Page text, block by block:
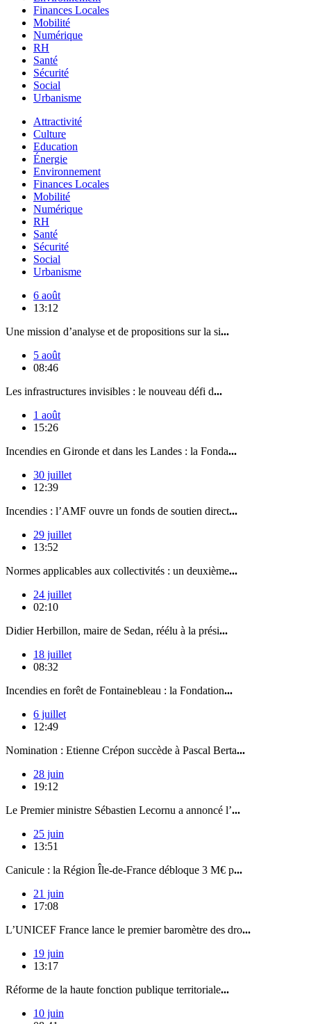
Finances Locales
Mobilité
Numérique
RH
Santé
Sécurité
Social
Urbanisme
Attractivité
Culture
Education
Énergie
Environnement
Finances Locales
Mobilité
Numérique
RH
Santé
Sécurité
Social
Urbanisme
6 août
13:12
Une mission d’analyse et de propositions sur la si...
5 août
08:46
Les infrastructures invisibles : le nouveau défi d...
1 août
15:26
Incendies en Gironde et dans les Landes : la Fonda...
30 juillet
12:39
Incendies : l’AMF ouvre un fonds de soutien direct...
29 juillet
13:52
Normes applicables aux collectivités : un deuxième...
24 juillet
02:10
Didier Herbillon, maire de Sedan, réélu à la prési...
18 juillet
08:32
Incendies en forêt de Fontainebleau : la Fondation...
6 juillet
12:49
Nomination : Etienne Crépon succède à Pascal Berta...
28 juin
19:12
Le Premier ministre Sébastien Lecornu a annoncé l’...
25 juin
13:51
Canicule : la Région Île-de-France débloque 3 M€ p...
21 juin
17:08
L’UNICEF France lance le premier baromètre des dro...
19 juin
13:17
Réforme de la haute fonction publique territoriale...
10 juin